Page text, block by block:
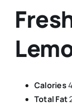
Calories
Total Fat